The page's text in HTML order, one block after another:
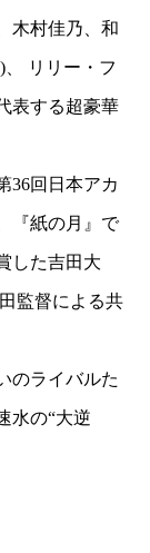
木村佳乃、和
リリー・フ
表する超豪華
36回日本アカ
『紙の月』で
した吉田大
監督による共
のライバルた
水の“大逆